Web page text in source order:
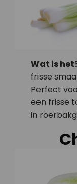
Wat is
frisse
Perfect
een frisse
in